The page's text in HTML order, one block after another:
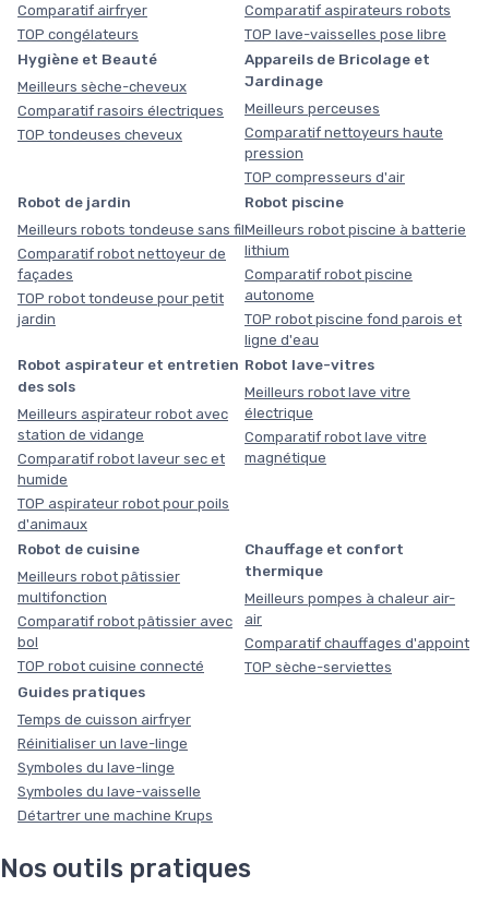
Comparatif airfryer
TOP congélateurs
Comparatif aspirateurs robots
TOP lave-vaisselles pose libre
Hygiène et Beauté
Meilleurs sèche-cheveux
Comparatif rasoirs électriques
TOP tondeuses cheveux
Appareils de Bricolage et
Jardinage
Meilleurs perceuses
Comparatif nettoyeurs haute
pression
TOP compresseurs d'air
Robot de jardin
Meilleurs robots tondeuse sans fil
Comparatif robot nettoyeur de
façades
TOP robot tondeuse pour petit
jardin
Robot piscine
Meilleurs robot piscine à batterie
lithium
Comparatif robot piscine
autonome
TOP robot piscine fond parois et
ligne d'eau
Robot aspirateur et entretien
des sols
Meilleurs aspirateur robot avec
station de vidange
Comparatif robot laveur sec et
humide
TOP aspirateur robot pour poils
d'animaux
Robot lave-vitres
Meilleurs robot lave vitre
électrique
Comparatif robot lave vitre
magnétique
Robot de cuisine
Meilleurs robot pâtissier
multifonction
Comparatif robot pâtissier avec
bol
TOP robot cuisine connecté
Chauffage et confort
thermique
Meilleurs pompes à chaleur air-
air
Comparatif chauffages d'appoint
TOP sèche-serviettes
Guides pratiques
Temps de cuisson airfryer
Réinitialiser un lave-linge
Symboles du lave-linge
Symboles du lave-vaisselle
Détartrer une machine Krups
Nos outils pratiques